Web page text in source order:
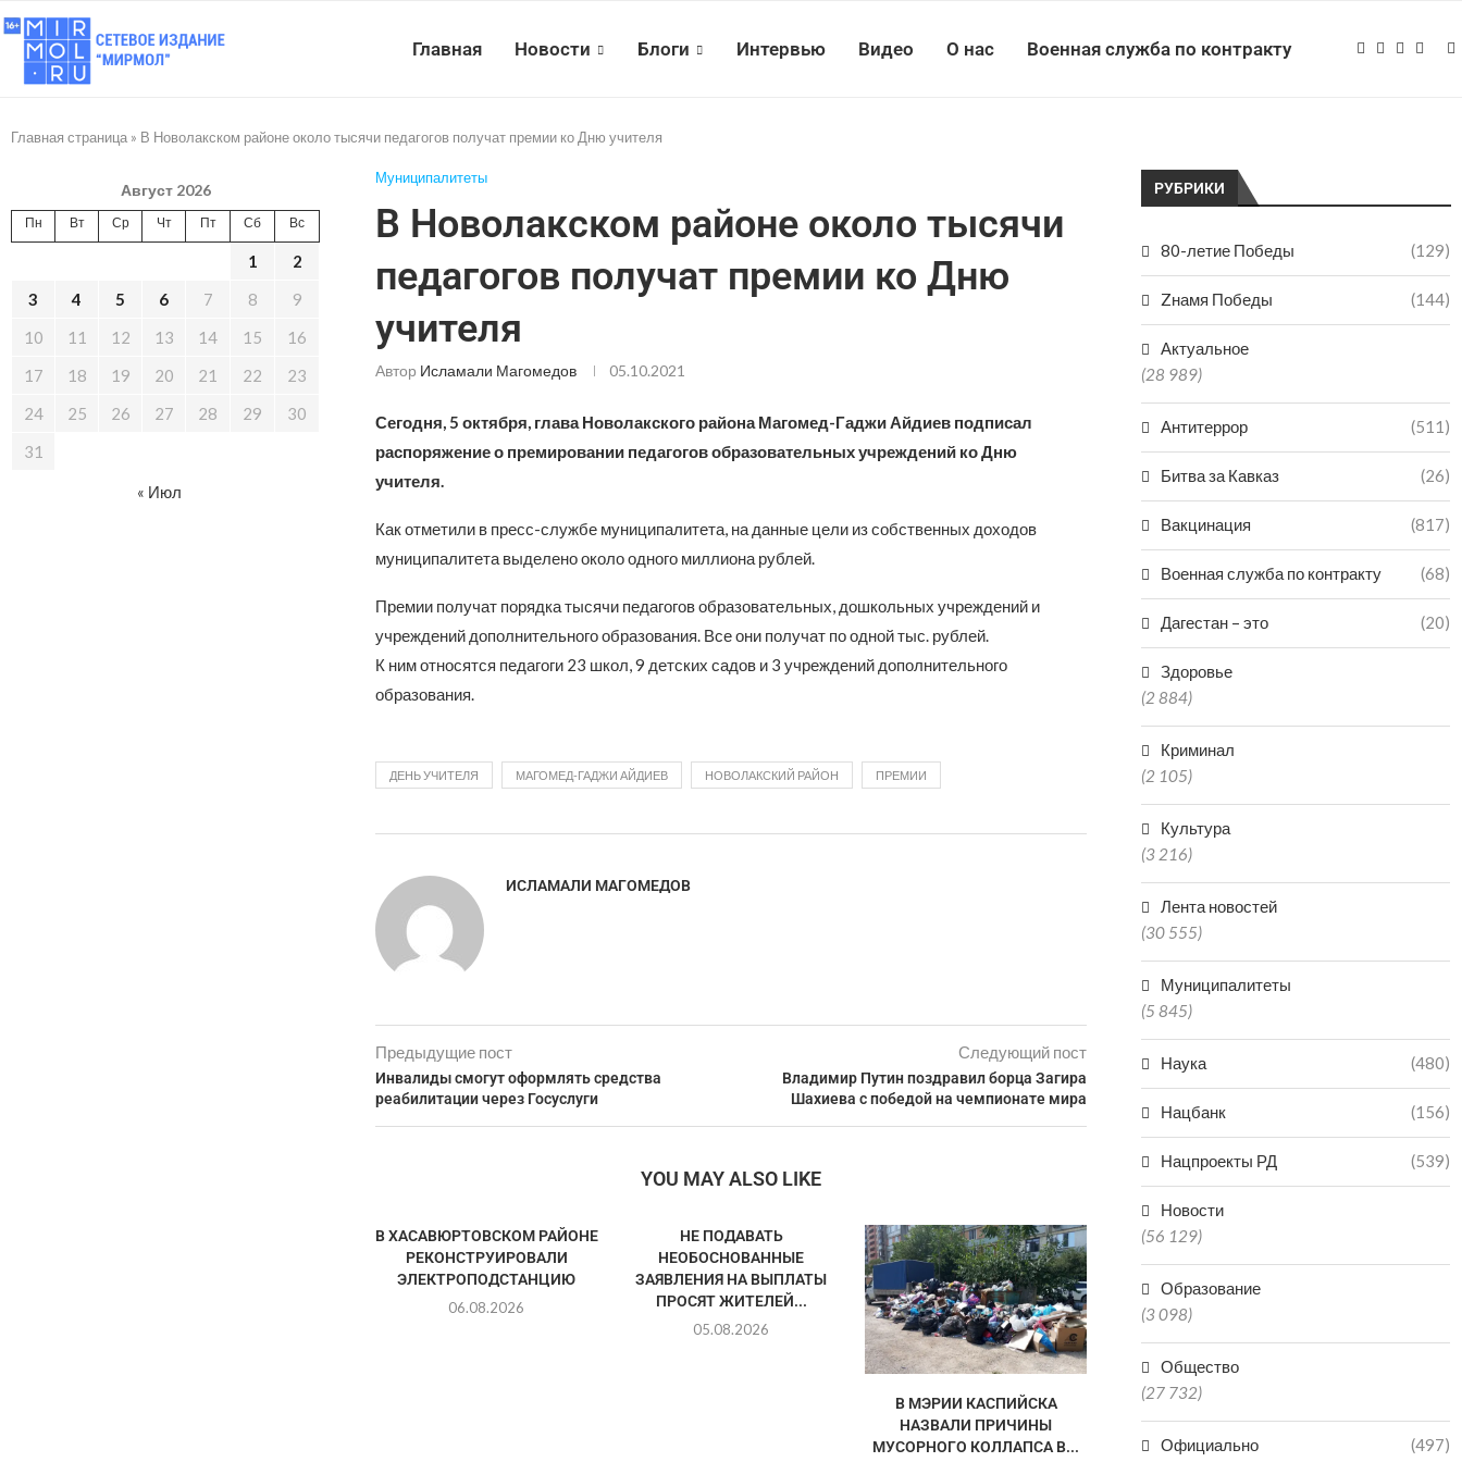
Главная Новости Блоги Интервью Видео О нас Военная служба по контракту
Главная страница » В Новолакском районе около тысячи педагогов получат премии ко Дню учителя
Муниципалитеты
В Новолакском районе около тысячи
педагогов получат премии ко Дню
учителя
Автор Исламали Магомедов 05.10.2021
Сегодня, 5 октября, глава Новолакского района Магомед-Гаджи Айдиев подписал
распоряжение о премировании педагогов образовательных учреждений ко Дню
учителя.
Как отметили в пресс-службе муниципалитета, на данные цели из собственных доходов
муниципалитета выделено около одного миллиона рублей.
Премии получат порядка тысячи педагогов образовательных, дошкольных учреждений и
учреждений дополнительного образования. Все они получат по одной тыс. рублей.
К ним относятся педагоги 23 школ, 9 детских садов и 3 учреждений дополнительного
образования.
ДЕНЬ УЧИТЕЛЯ МАГОМЕД-ГАДЖИ АЙДИЕВ НОВОЛАКСКИЙ РАЙОН ПРЕМИИ
ИСЛАМАЛИ МАГОМЕДОВ
Предыдущие пост
Инвалиды смогут оформлять средства
реабилитации через Госуслуги
Следующий пост
Владимир Путин поздравил борца Загира
Шахиева с победой на чемпионате мира
YOU MAY ALSO LIKE
В ХАСАВЮРТОВСКОМ РАЙОНЕ
РЕКОНСТРУИРОВАЛИ
ЭЛЕКТРОПОДСТАНЦИЮ
06.08.2026
НЕ ПОДАВАТЬ
НЕОБОСНОВАННЫЕ
ЗАЯВЛЕНИЯ НА ВЫПЛАТЫ
ПРОСЯТ ЖИТЕЛЕЙ...
05.08.2026
В МЭРИИ КАСПИЙСКА
НАЗВАЛИ ПРИЧИНЫ
МУСОРНОГО КОЛЛАПСА В...
ДВА РАЙОНА МАХАЧКАЛЫ НА
30.07.2026
РУБРИКИ
80-летие Победы (129)
Zнамя Победы (144)
Актуальное
(28 989)
Антитеррор (511)
Битва за Кавказ (26)
Вакцинация (817)
Военная служба по контракту (68)
Дагестан – это (20)
Здоровье
(2 884)
Криминал
(2 105)
Культура
(3 216)
Лента новостей
(30 555)
Муниципалитеты
(5 845)
Наука (480)
Нацбанк (156)
Нацпроекты РД (539)
Новости
(56 129)
Образование
(3 098)
Общество
(27 732)
Официально (497)
Август 2026
Пн Вт Ср Чт Пт Сб Вс
1
2
3
4 5 6 7 8
9
10
11 12 13 14 15
16
17
18 19 20 21 22
23
24
25 26 27 28 29
30
31
« Июл